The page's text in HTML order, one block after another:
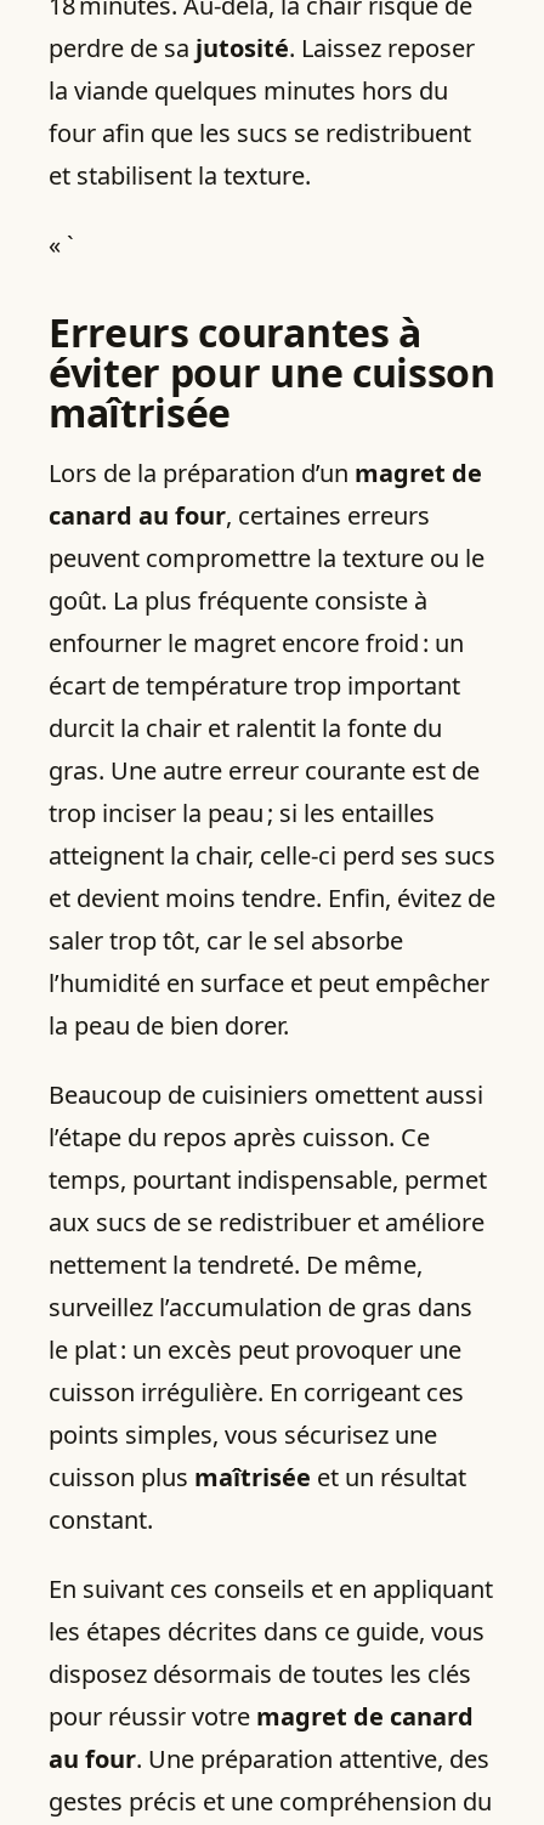
perdre de sa jutosité. Laissez reposer
la viande quelques minutes hors du
four afin que les sucs se redistribuent
et stabilisent la texture.
« `
Erreurs courantes à
éviter pour une cuisson
maîtrisée
Lors de la préparation d’un magret de
canard au four, certaines erreurs
peuvent compromettre la texture ou le
goût. La plus fréquente consiste à
enfourner le magret encore froid : un
écart de température trop important
durcit la chair et ralentit la fonte du
gras. Une autre erreur courante est de
trop inciser la peau ; si les entailles
atteignent la chair, celle‑ci perd ses sucs
et devient moins tendre. Enfin, évitez de
saler trop tôt, car le sel absorbe
l’humidité en surface et peut empêcher
la peau de bien dorer.
Beaucoup de cuisiniers omettent aussi
l’étape du repos après cuisson. Ce
temps, pourtant indispensable, permet
aux sucs de se redistribuer et améliore
nettement la tendreté. De même,
surveillez l’accumulation de gras dans
le plat : un excès peut provoquer une
cuisson irrégulière. En corrigeant ces
points simples, vous sécurisez une
cuisson plus maîtrisée et un résultat
constant.
En suivant ces conseils et en appliquant
les étapes décrites dans ce guide, vous
disposez désormais de toutes les clés
pour réussir votre magret de canard
au four. Une préparation attentive, des
gestes précis et une compréhension du